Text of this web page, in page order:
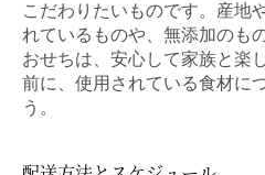
こだわりたいものです。産地
れているものや、無添加のも
おせちは、安心して家族と楽
前に、使用されている食材に
う。